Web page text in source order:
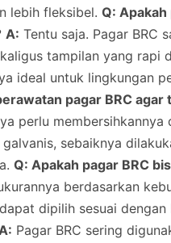
lebih fleksibel. Q:
A: Tentu saja. Pagar BRC
tampilan yang rapi
ideal untuk lingkungan
pagar BRC agar
perlu
sebaiknya
Q: Apakah pagar BRC
berdasarkan
dipilih sesuai dengan
Pagar BRC sering